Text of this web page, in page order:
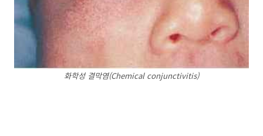
화학성 결막염(Chemical conjunctivitis)